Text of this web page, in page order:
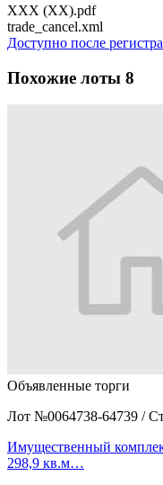
XXX (XX).pdf
trade_cancel.xml
Доступно после
Похожие лоты 8
Объявленные торги
Лот №0064738-64739 /
Имущественный
298,9 кв.м…